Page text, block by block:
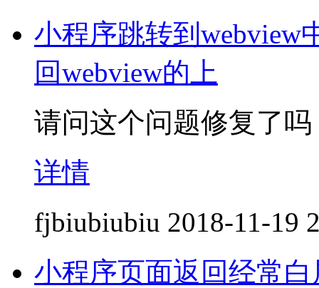
小程序跳转到webview
回webview的上
请问这个问题修复了吗
详情
fjbiubiubiu 2018-11-19
小程序页面返回经常白